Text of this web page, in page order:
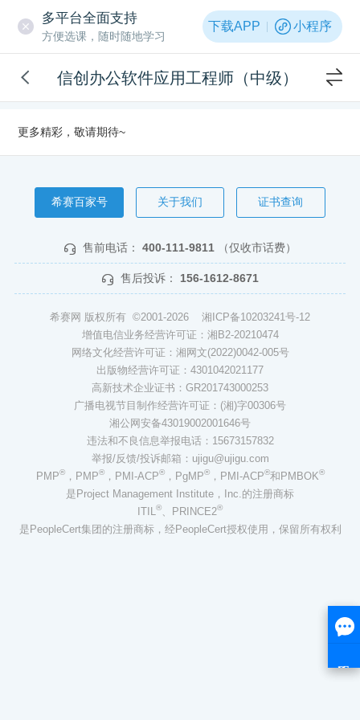
多平台全面支持
方便选课，随时随地学习
下载APP 小程序
信创办公软件应用工程师（中级）
更多精彩，敬请期待~
希赛百家号 关于我们 证书查询
售前电话： 400-111-9811 （仅收市话费）
售后投诉： 156-1612-8671
希赛网 版权所有 ©2001-2026 湘ICP备10203241号-12
增值电信业务经营许可证：湘B2-20210474
网络文化经营许可证：湘网文(2022)0042-005号
出版物经营许可证：4301042021177
高新技术企业证书：GR201743000253
广播电视节目制作经营许可证：(湘)字00306号
湘公网安备43019002001646号
违法和不良信息举报电话：15673157832
举报/反馈/投诉邮箱：ujigu@ujigu.com
PMP®，PMP®，PMI-ACP®，PgMP®，PMI-ACP®和PMBOK®
是Project Management Institute，Inc.的注册商标
ITIL®、PRINCE2®
是PeopleCert集团的注册商标，经PeopleCert授权使用，保留所有权利